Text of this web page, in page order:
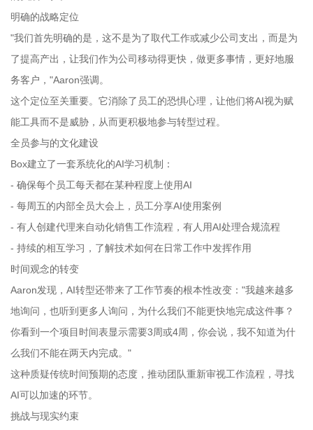
明确的战略定位
"我们首先明确的是，这不是为了取代工作或减少公司支出，而是为
了提高产出，让我们作为公司移动得更快，做更多事情，更好地服
务客户，"Aaron强调。
这个定位至关重要。它消除了员工的恐惧心理，让他们将AI视为赋
能工具而不是威胁，从而更积极地参与转型过程。
全员参与的文化建设
Box建立了一套系统化的AI学习机制：
- 确保每个员工每天都在某种程度上使用AI
- 每周五的内部全员大会上，员工分享AI使用案例
- 有人创建代理来自动化销售工作流程，有人用AI处理合规流程
- 持续的相互学习，了解技术如何在日常工作中发挥作用
时间观念的转变
Aaron发现，AI转型还带来了工作节奏的根本性改变："我越来越多
地询问，也听到更多人询问，为什么我们不能更快地完成这件事？
你看到一个项目时间表显示需要3周或4周，你会说，我不知道为什
么我们不能在两天内完成。"
这种质疑传统时间预期的态度，推动团队重新审视工作流程，寻找
AI可以加速的环节。
挑战与现实约束